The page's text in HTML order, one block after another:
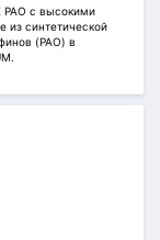
PAO c высокими
из синтетической
(PAO) в